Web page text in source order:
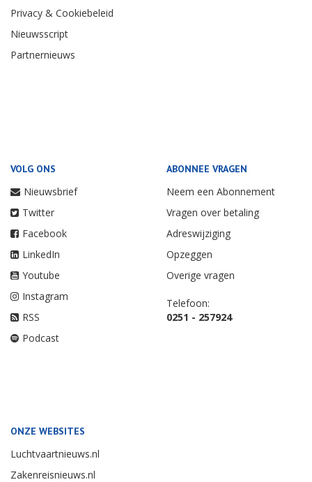
Privacy & Cookiebeleid
Nieuwsscript
Partnernieuws
VOLG ONS
Nieuwsbrief
Twitter
Facebook
LinkedIn
Youtube
Instagram
RSS
Podcast
ABONNEE VRAGEN
Neem een Abonnement
Vragen over betaling
Adreswijziging
Opzeggen
Overige vragen
Telefoon:
0251 - 257924
ONZE WEBSITES
Luchtvaartnieuws.nl
Zakenreisnieuws.nl